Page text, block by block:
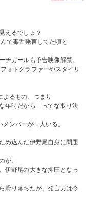
えるでしょ？
で毒舌発言してた頃と
チガールも予告映像解禁。
ォトグラファーやスタイリ
るもの、つまり
年時だから」ってな取り決
ンバーが一人いる。
め込んだ伊野尾自身に問題
が、
伊野尾の大きな抑圧となっ
滑り落ちたが、発言力は今